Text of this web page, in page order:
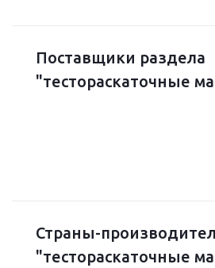
Поставщики раздела
"тестораскаточные
Страны-
"тестораскаточные